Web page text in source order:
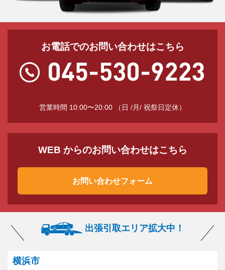
お電話でのお問い合わせはこちら
営業時間 10:00〜20:00 （日 /月/ 祝祭日定休）
WEB からのお問い合わせはこちら
お問い合わせフォーム
出張引取エリア拡大中！
横浜市